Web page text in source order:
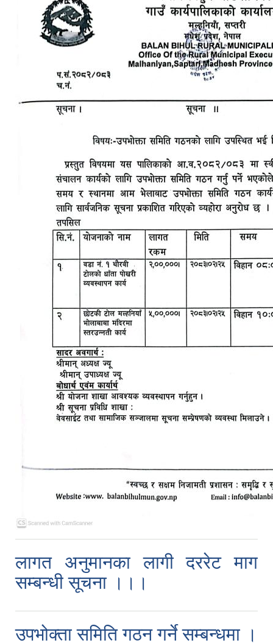
लागत अनुमानका लागी दररेट माग
सम्बन्धी सूचना ।।।
उपभोक्ता समिति गठन गर्ने सम्बन्धमा ।